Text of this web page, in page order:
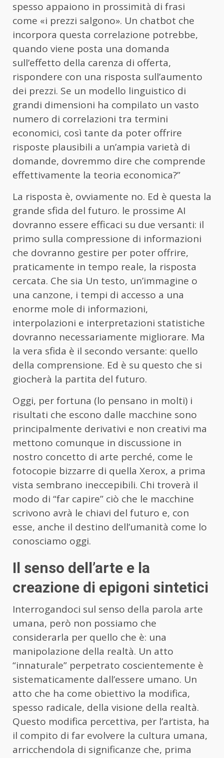
spesso appaiono in prossimità di frasi
come «i prezzi salgono». Un chatbot che
incorpora questa correlazione potrebbe,
quando viene posta una domanda
sull’effetto della carenza di offerta,
rispondere con una risposta sull’aumento
dei prezzi. Se un modello linguistico di
grandi dimensioni ha compilato un vasto
numero di correlazioni tra termini
economici, così tante da poter offrire
risposte plausibili a un’ampia varietà di
domande, dovremmo dire che comprende
effettivamente la teoria economica?”
La risposta è, ovviamente no. Ed è questa la
grande sfida del futuro. le prossime AI
dovranno essere efficaci su due versanti: il
primo sulla compressione di informazioni
che dovranno gestire per poter offrire,
praticamente in tempo reale, la risposta
cercata. Che sia Un testo, un’immagine o
una canzone, i tempi di accesso a una
enorme mole di informazioni,
interpolazioni e interpretazioni statistiche
dovranno necessariamente migliorare. Ma
la vera sfida è il secondo versante: quello
della comprensione. Ed è su questo che si
giocherà la partita del futuro.
Oggi, per fortuna (lo pensano in molti) i
risultati che escono dalle macchine sono
principalmente derivativi e non creativi ma
mettono comunque in discussione in
nostro concetto di arte perché, come le
fotocopie bizzarre di quella Xerox, a prima
vista sembrano ineccepibili. Chi troverà il
modo di “far capire” ciò che le macchine
scrivono avrà le chiavi del futuro e, con
esse, anche il destino dell’umanità come lo
conosciamo oggi.
Il senso dell’arte e la
creazione di epigoni sintetici
Interrogandoci sul senso della parola arte
umana, però non possiamo che
considerarla per quello che è: una
manipolazione della realtà. Un atto
“innaturale” perpetrato coscientemente è
sistematicamente dall’essere umano. Un
atto che ha come obiettivo la modifica,
spesso radicale, della visione della realtà.
Questo modifica percettiva, per l’artista, ha
il compito di far evolvere la cultura umana,
arricchendola di significanze che, prima